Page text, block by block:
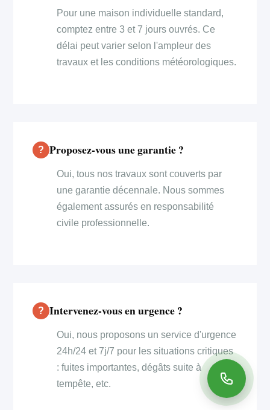
Pour une maison individuelle standard,
comptez entre 3 et 7 jours ouvrés. Ce
délai peut varier selon l'ampleur des
travaux et les conditions météorologiques.
Proposez-vous une garantie ?
Oui, tous nos travaux sont couverts par
une garantie décennale. Nous sommes
également assurés en responsabilité
civile professionnelle.
Intervenez-vous en urgence ?
Oui, nous proposons un service d'urgence
24h/24 et 7j/7 pour les situations critiques
: fuites importantes, dégâts suite à
tempête, etc.